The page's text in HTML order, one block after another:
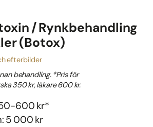
/ Rynkbehandling
(Botox)
efterbilder
behandling. *Pris för
350 kr, läkare 600 kr.
600 kr*
5 000 kr